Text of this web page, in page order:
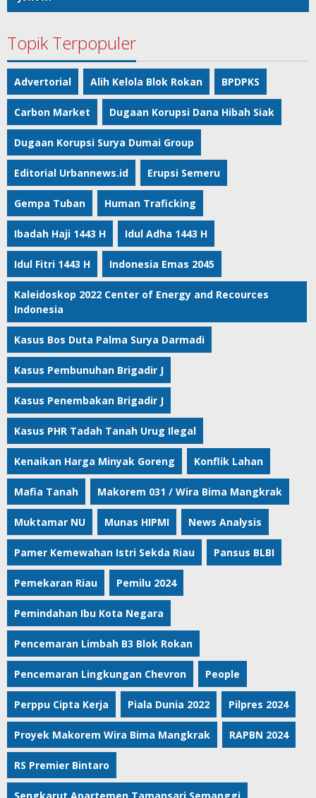
Topik Terpopuler
Advertorial Alih Kelola Blok Rokan BPDPKS
Carbon Market Dugaan Korupsi Dana Hibah Siak
Dugaan Korupsi Surya Dumai Group
Editorial Urbannews.id Erupsi Semeru
Gempa Tuban Human Traficking
Ibadah Haji 1443 H Idul Adha 1443 H
Idul Fitri 1443 H Indonesia Emas 2045
Kaleidoskop 2022 Center of Energy and Recources
Indonesia
Kasus Bos Duta Palma Surya Darmadi
Kasus Pembunuhan Brigadir J
Kasus Penembakan Brigadir J
Kasus PHR Tadah Tanah Urug Ilegal
Kenaikan Harga Minyak Goreng Konflik Lahan
Mafia Tanah Makorem 031 / Wira Bima Mangkrak
Muktamar NU Munas HIPMI News Analysis
Pamer Kemewahan Istri Sekda Riau Pansus BLBI
Pemekaran Riau Pemilu 2024
Pemindahan Ibu Kota Negara
Pencemaran Limbah B3 Blok Rokan
Pencemaran Lingkungan Chevron People
Perppu Cipta Kerja Piala Dunia 2022 Pilpres 2024
Proyek Makorem Wira Bima Mangkrak RAPBN 2024
RS Premier Bintaro
Sengkarut Apartemen Tamansari Semanggi